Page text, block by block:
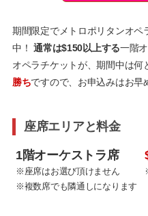
期間限定でメトロポリタンオ
中！通常は$150以上する一階
オペラチケットが、期間中は何
勝ちですので、お申込みはお早
座席エリアと料金
1階オーケストラ席
※座席はお選び頂けません
※複数席でも隣通しになります